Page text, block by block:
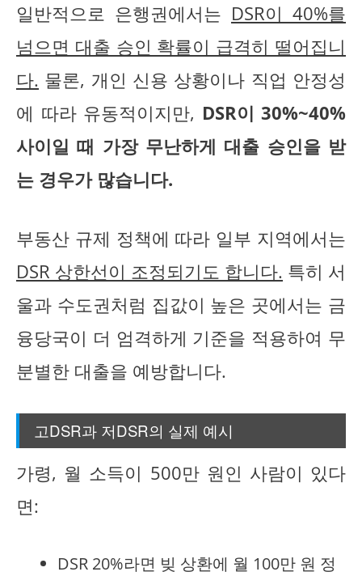
일반적으로 은행권에서는 DSR이 40%를
넘으면 대출 승인 확률이 급격히 떨어집니
다. 물론, 개인 신용 상황이나 직업 안정성
에 따라 유동적이지만, DSR이 30%~40%
사이일 때 가장 무난하게 대출 승인을 받
는 경우가 많습니다.
부동산 규제 정책에 따라 일부 지역에서는
DSR 상한선이 조정되기도 합니다. 특히 서
울과 수도권처럼 집값이 높은 곳에서는 금
융당국이 더 엄격하게 기준을 적용하여 무
분별한 대출을 예방합니다.
고DSR과 저DSR의 실제 예시
가령, 월 소득이 500만 원인 사람이 있다
면:
DSR 20%라면 빚 상환에 월 100만 원 정